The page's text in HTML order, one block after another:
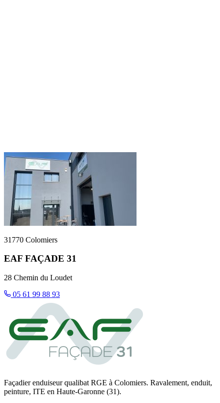
31770 Colomiers
EAF FAÇADE 31
28 Chemin du Loudet
05 61 99 88 93
Façadier enduiseur qualibat RGE à Colomiers. Ravalement, enduit,
peinture, ITE en Haute-Garonne (31).